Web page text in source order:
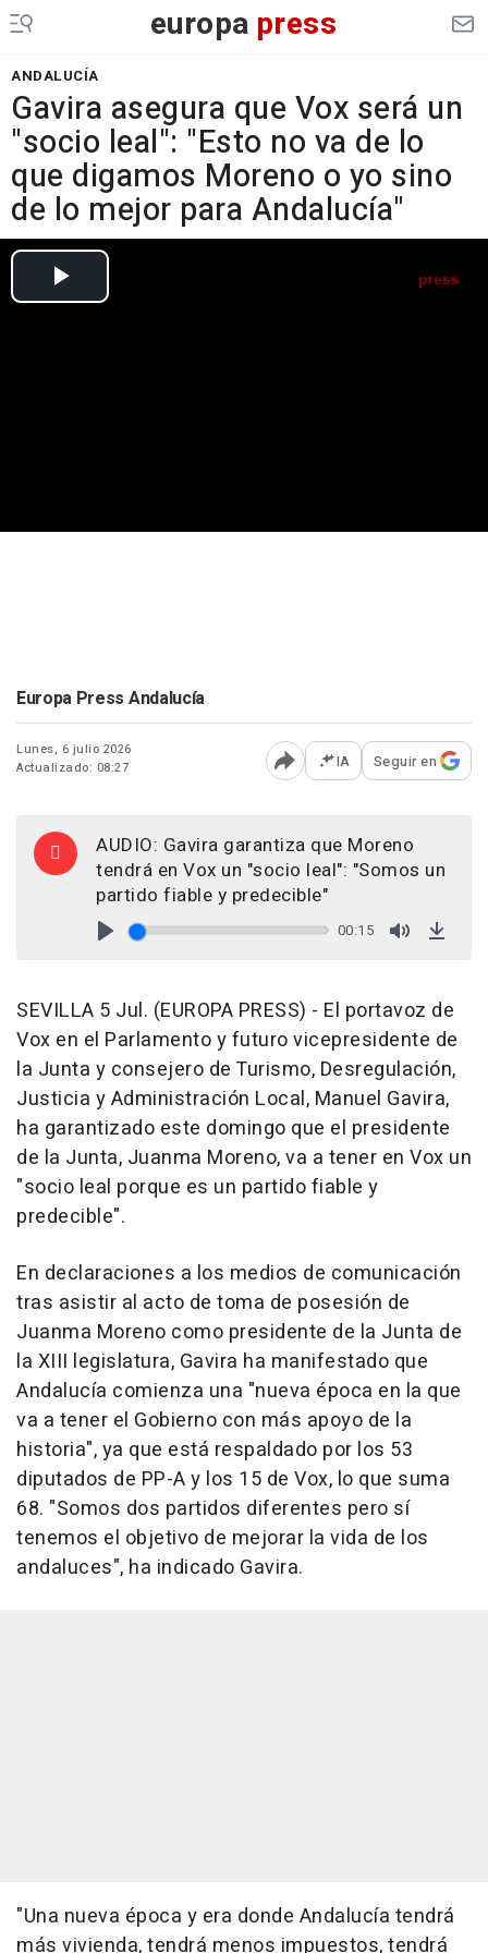
europa press
ANDALUCÍA
Gavira asegura que Vox será un
"socio leal": "Esto no va de lo
que digamos Moreno o yo sino
de lo mejor para Andalucía"
Europa Press Andalucía
Lunes, 6 julio 2026
Actualizado: 08:27
Abrir opciones para
IA Seguir en
AUDIO: Gavira garantiza que Moreno
tendrá en Vox un "socio leal": "Somos un
partido fiable y predecible"
00:15
SEVILLA 5 Jul. (EUROPA PRESS) - El portavoz de
Vox en el Parlamento y futuro vicepresidente de
la Junta y consejero de Turismo, Desregulación,
Justicia y Administración Local, Manuel Gavira,
ha garantizado este domingo que el presidente
de la Junta, Juanma Moreno, va a tener en Vox un
"socio leal porque es un partido fiable y
predecible".
En declaraciones a los medios de comunicación
tras asistir al acto de toma de posesión de
Juanma Moreno como presidente de la Junta de
la XIII legislatura, Gavira ha manifestado que
Andalucía comienza una "nueva época en la que
va a tener el Gobierno con más apoyo de la
historia", ya que está respaldado por los 53
diputados de PP-A y los 15 de Vox, lo que suma
68. "Somos dos partidos diferentes pero sí
tenemos el objetivo de mejorar la vida de los
andaluces", ha indicado Gavira.
"Una nueva época y era donde Andalucía tendrá
más vivienda, tendrá menos impuestos, tendrá